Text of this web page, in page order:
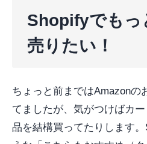
Shopifyでもっ
売りたい！
ちょっと前まではAmazonの
てましたが、気がつけばカ
品を結構買ってたりします